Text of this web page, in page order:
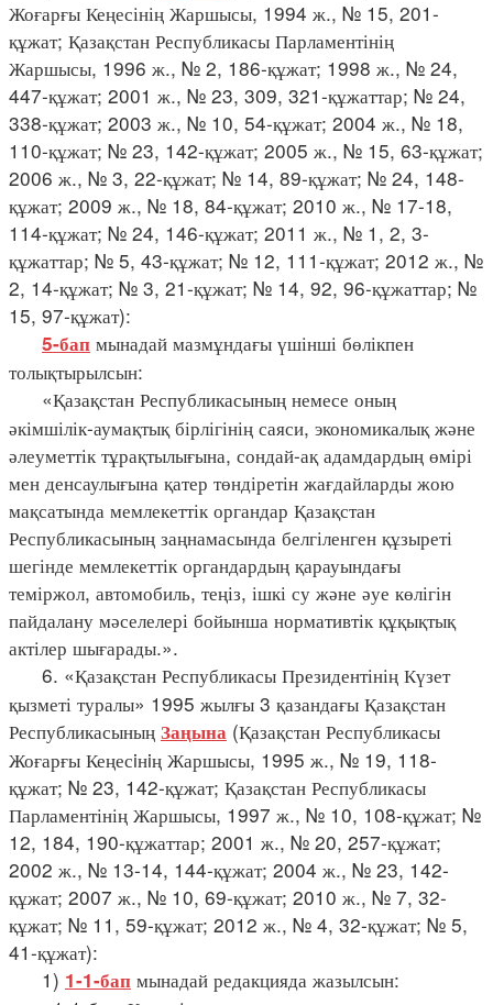
Жоғарғы Кеңесінің Жаршысы, 1994 ж., № 15, 201-
құжат; Қазақстан Республикасы Парламентінің
Жаршысы, 1996 ж., № 2, 186-құжат; 1998 ж., № 24,
447-құжат; 2001 ж., № 23, 309, 321-құжаттар; № 24,
338-құжат; 2003 ж., № 10, 54-құжат; 2004 ж., № 18,
110-құжат; № 23, 142-құжат; 2005 ж., № 15, 63-құжат;
2006 ж., № 3, 22-құжат; № 14, 89-құжат; № 24, 148-
құжат; 2009 ж., № 18, 84-құжат; 2010 ж., № 17-18,
114-құжат; № 24, 146-құжат; 2011 ж., № 1, 2, 3-
құжаттар; № 5, 43-құжат; № 12, 111-құжат; 2012 ж., №
2, 14-құжат; № 3, 21-құжат; № 14, 92, 96-құжаттар; №
15, 97-құжат):
5-бап мынадай мазмұндағы үшінші бөлікпен
толықтырылсын:
«Қазақстан Республикасының немесе оның
әкімшілік-аумақтық бірлігінің саяси, экономикалық және
әлеуметтік тұрақтылығына, сондай-ақ адамдардың өмірі
мен денсаулығына қатер төндіретін жағдайларды жою
мақсатында мемлекеттік органдар Қазақстан
Республикасының заңнамасында белгіленген құзыреті
шегінде мемлекеттік органдардың қарауындағы
теміржол, автомобиль, теңіз, ішкі су және әуе көлігін
пайдалану мәселелері бойынша нормативтік құқықтық
актілер шығарады.».
6. «Қазақстан Республикасы Президентінің Күзет
қызметі туралы» 1995 жылғы 3 қазандағы Қазақстан
Республикасының Заңына (Қазақстан Республикасы
Жоғарғы Кеңесiнiң Жаршысы, 1995 ж., № 19, 118-
құжат; № 23, 142-құжат; Қазақстан Республикасы
Парламентінің Жаршысы, 1997 ж., № 10, 108-құжат; №
12, 184, 190-құжаттар; 2001 ж., № 20, 257-құжат;
2002 ж., № 13-14, 144-құжат; 2004 ж., № 23, 142-
құжат; 2007 ж., № 10, 69-құжат; 2010 ж., № 7, 32-
құжат; № 11, 59-құжат; 2012 ж., № 4, 32-құжат; № 5,
41-құжат):
1) 1-1-бап мынадай редакцияда жазылсын: